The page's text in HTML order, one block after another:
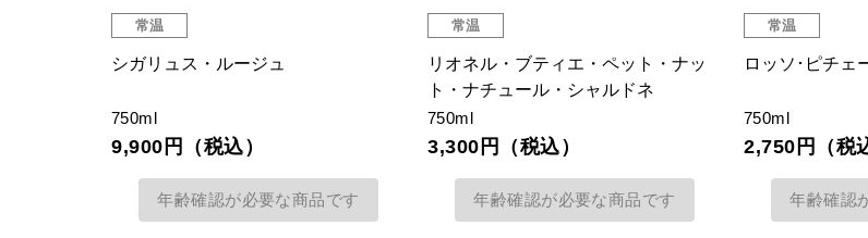
常温
シガリュス・ルージュ
750ml
9,900円（税込）
年齢確認が必要な商品です
常温
リオネル・ブティエ・ペット・ナッ
ト・ナチュール・シャルドネ
750ml
3,300円（税込）
年齢確認が必要な商品です
常温
ロッソ･ピチェ
750ml
2,750円（税
年齢確認